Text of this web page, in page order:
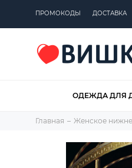
ПРОМОКОДЫ ДОСТАВКА
ОДЕЖДА ДЛЯ
Главная Женское